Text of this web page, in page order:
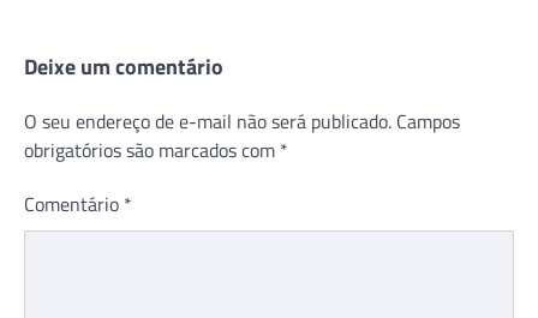
Deixe um comentário
O seu endereço de e-mail não será publicado. Campos
obrigatórios são marcados com *
Comentário *